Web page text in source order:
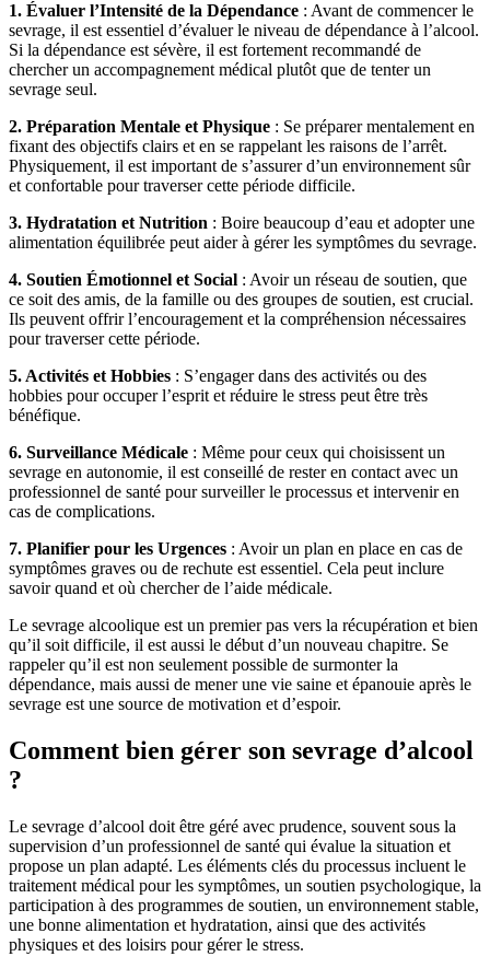
1. Évaluer l’Intensité de la Dépendance : Avant de commencer le
sevrage, il est essentiel d’évaluer le niveau de dépendance à l’alcool.
Si la dépendance est sévère, il est fortement recommandé de
chercher un accompagnement médical plutôt que de tenter un
sevrage seul.
2. Préparation Mentale et Physique : Se préparer mentalement en
fixant des objectifs clairs et en se rappelant les raisons de l’arrêt.
Physiquement, il est important de s’assurer d’un environnement sûr
et confortable pour traverser cette période difficile.
3. Hydratation et Nutrition : Boire beaucoup d’eau et adopter une
alimentation équilibrée peut aider à gérer les symptômes du sevrage.
4. Soutien Émotionnel et Social : Avoir un réseau de soutien, que
ce soit des amis, de la famille ou des groupes de soutien, est crucial.
Ils peuvent offrir l’encouragement et la compréhension nécessaires
pour traverser cette période.
5. Activités et Hobbies : S’engager dans des activités ou des
hobbies pour occuper l’esprit et réduire le stress peut être très
bénéfique.
6. Surveillance Médicale : Même pour ceux qui choisissent un
sevrage en autonomie, il est conseillé de rester en contact avec un
professionnel de santé pour surveiller le processus et intervenir en
cas de complications.
7. Planifier pour les Urgences : Avoir un plan en place en cas de
symptômes graves ou de rechute est essentiel. Cela peut inclure
savoir quand et où chercher de l’aide médicale.
Le sevrage alcoolique est un premier pas vers la récupération et bien
qu’il soit difficile, il est aussi le début d’un nouveau chapitre. Se
rappeler qu’il est non seulement possible de surmonter la
dépendance, mais aussi de mener une vie saine et épanouie après le
sevrage est une source de motivation et d’espoir.
Comment bien gérer son sevrage d’alcool
?
Le sevrage d’alcool doit être géré avec prudence, souvent sous la
supervision d’un professionnel de santé qui évalue la situation et
propose un plan adapté. Les éléments clés du processus incluent le
traitement médical pour les symptômes, un soutien psychologique, la
participation à des programmes de soutien, un environnement stable,
une bonne alimentation et hydratation, ainsi que des activités
physiques et des loisirs pour gérer le stress.